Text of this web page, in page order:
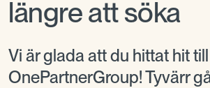
längre att söka
Vi är glada att du hittat hit
OnePartnerGroup! Tyvärr